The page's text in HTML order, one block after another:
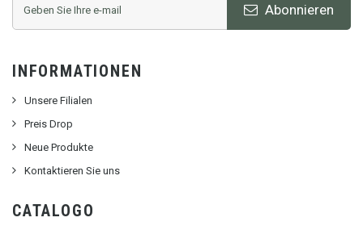
Abonnieren
INFORMATIONEN
Unsere Filialen
Preis Drop
Neue Produkte
Kontaktieren Sie uns
CATALOGO